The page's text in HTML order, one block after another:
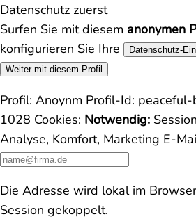
Datenschutz zuerst
Surfen Sie mit diesem anonymen
konfigurieren Sie Ihre
Datenschutz-
Weiter mit diesem Profil
Profil: Anoynm Profil-Id:
1028 Cookies: Notwendig:
Analyse, Komfort, Marketing E-
Die Adresse wird lokal im
Session gekoppelt.